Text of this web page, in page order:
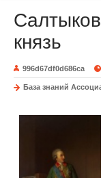
князь
996d67df0d686ca
База знаний